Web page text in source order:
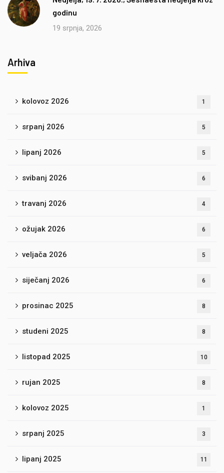
godinu
19 srpnja, 2026
Arhiva
kolovoz 2026 1
srpanj 2026 5
lipanj 2026 5
svibanj 2026 6
travanj 2026 4
ožujak 2026 6
veljača 2026 5
siječanj 2026 6
prosinac 2025 8
studeni 2025 8
listopad 2025 10
rujan 2025 8
kolovoz 2025 1
srpanj 2025 3
lipanj 2025 11